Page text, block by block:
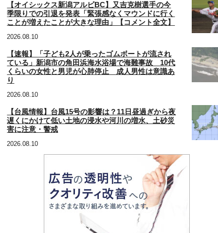
【オイシックス新潟アルビBC】又吉克樹選手の今
季限りでの引退を発表「緊張感なくマウンドに行く
ことが増えたことが大きな理由」【コメント全文】
2026.08.10
【速報】「子ども2人が乗ったゴムボートが流され
ている」新潟市の角田浜海水浴場で海難事故 10代
くらいの女性と男児が心肺停止 成人男性は意識あ
り
2026.08.10
【台風情報】台風15号の影響は？11日昼過ぎから夜
遅くにかけて低い土地の浸水や河川の増水、土砂災
害に注意・警戒
2026.08.10